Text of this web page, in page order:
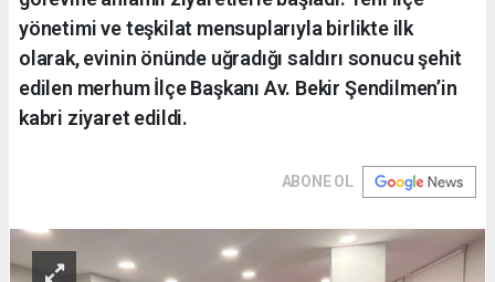
yönetimi ve teşkilat mensuplarıyla birlikte ilk
olarak, evinin önünde uğradığı saldırı sonucu şehit
edilen merhum İlçe Başkanı Av. Bekir Şendilmen’in
kabri ziyaret edildi.
ABONE OL